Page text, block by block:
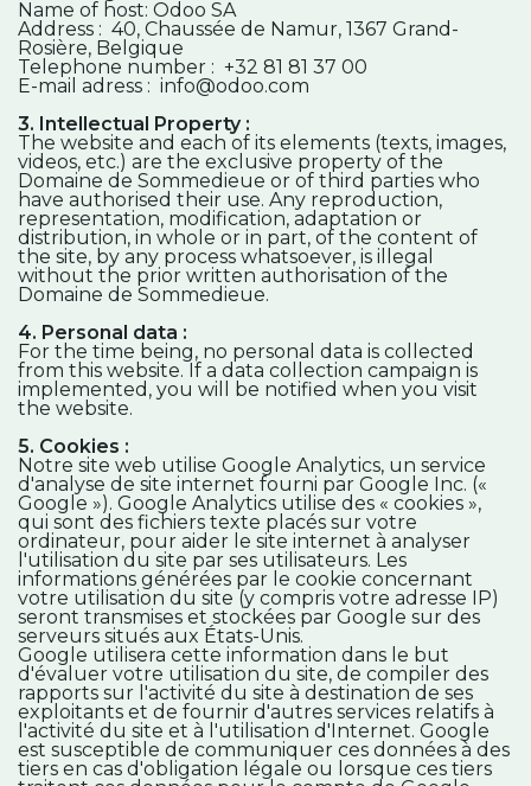
Name of host: Odoo SA
Address : 40, Chaussée de Namur, 1367 Grand-
Rosière, Belgique
Telephone number : +32 81 81 37 00
E-mail adress : info@odoo.com
3. Intellectual Property :
The website and each of its elements (texts, images,
videos, etc.) are the exclusive property of the
Domaine de Sommedieue or of third parties who
have authorised their use. Any reproduction,
representation, modification, adaptation or
distribution, in whole or in part, of the content of
the site, by any process whatsoever, is illegal
without the prior written authorisation of the
Domaine de Sommedieue.
4. Personal data :
For the time being, no personal data is collected
from this website. If a data collection campaign is
implemented, you will be notified when you visit
the website.
5. Cookies :
Notre site web utilise Google Analytics, un service
d'analyse de site internet fourni par Google Inc. («
Google »). Google Analytics utilise des « cookies »,
qui sont des fichiers texte placés sur votre
ordinateur, pour aider le site internet à analyser
l'utilisation du site par ses utilisateurs. Les
informations générées par le cookie concernant
votre utilisation du site (y compris votre adresse IP)
seront transmises et stockées par Google sur des
serveurs situés aux États-Unis.
Google utilisera cette information dans le but
d'évaluer votre utilisation du site, de compiler des
rapports sur l'activité du site à destination de ses
exploitants et de fournir d'autres services relatifs à
l'activité du site et à l'utilisation d'Internet. Google
est susceptible de communiquer ces données à des
tiers en cas d'obligation légale ou lorsque ces tiers